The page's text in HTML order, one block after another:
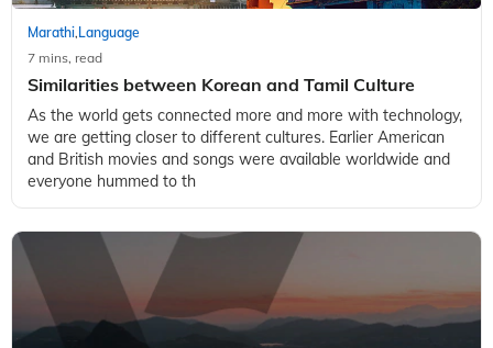
Marathi, Language
7 mins, read
Similarities between Korean and Tamil Culture
As the world gets connected more and more with technology,
we are getting closer to different cultures. Earlier American
and British movies and songs were available worldwide and
everyone hummed to th